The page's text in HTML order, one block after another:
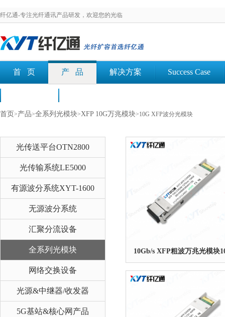
纤亿通-专注光纤通讯产品研发，欢迎您的光临
首 页 产 品 解决方案 Success Case
首页 >产品>全系列光模块>XFP 10G万兆模块>10G XFP波分光模块
光传送平台OTN2800
光传输系统LE5000
有源波分系统XYT-1600
无源波分系统
汇聚分流设备
全系列光模块
网络交换设备
光源&中继器/收发器
5G基站&核心网产品
10Gb/s XFP粗波万兆光模块